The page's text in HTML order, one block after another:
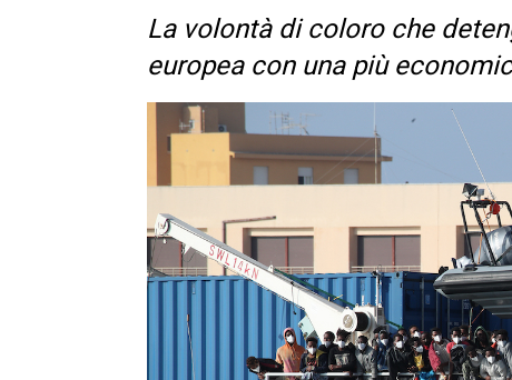
La volontà di coloro che
europea con una più